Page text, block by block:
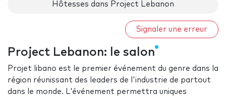
Hôtesses dans Project Lebanon
Signaler une erreur
Project Lebanon: le salon
Projet libano est le premier événement du genre dans la
région réunissant des leaders de l'industrie de partout
dans le monde. L'événement permettra uniques